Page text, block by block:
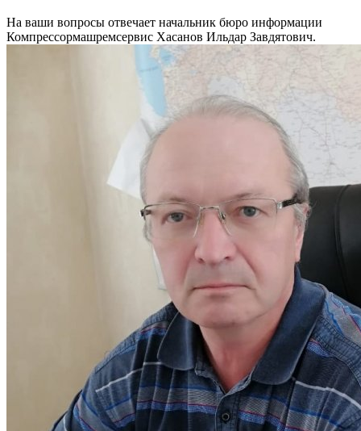
На ваши вопросы отвечает начальник бюро информации
Компрессормашремсервис Хасанов Ильдар Завдятович.